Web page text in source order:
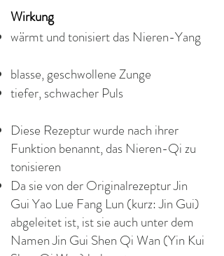
Wirkung
wärmt und tonisiert das Nieren-Yang
blasse, geschwollene Zunge
tiefer, schwacher Puls
Diese Rezeptur wurde nach ihrer
Funktion benannt, das Nieren-Qi zu
tonisieren
Da sie von der Originalrezeptur Jin
Gui Yao Lue Fang Lun (kurz: Jin Gui)
abgeleitet ist, ist sie auch unter dem
Namen Jin Gui Shen Qi Wan (Yin Kui